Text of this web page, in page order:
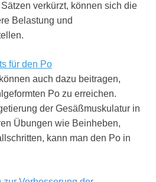
verkürzt, können sich die
Belastung und
für den Po
auch dazu beitragen,
Po zu erreichen.
der Gesäßmuskulatur in
Übungen wie Beinheben,
kann man den Po in